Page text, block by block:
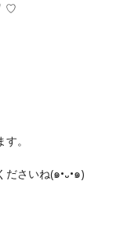
。
さいね(๑•᎑•๑)